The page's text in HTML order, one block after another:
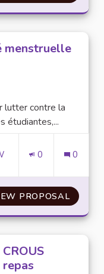
menstruelle
lutter contre la
étudiantes,...
0 0
PROPOSAL